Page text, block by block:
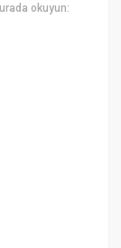
okuyun: